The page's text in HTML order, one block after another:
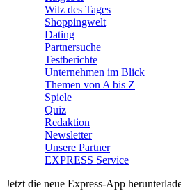
Witz des Tages
Shoppingwelt
Dating
Partnersuche
Testberichte
Unternehmen im Blick
Themen von A bis Z
Spiele
Quiz
Redaktion
Newsletter
Unsere Partner
EXPRESS Service
Jetzt die neue Express-App